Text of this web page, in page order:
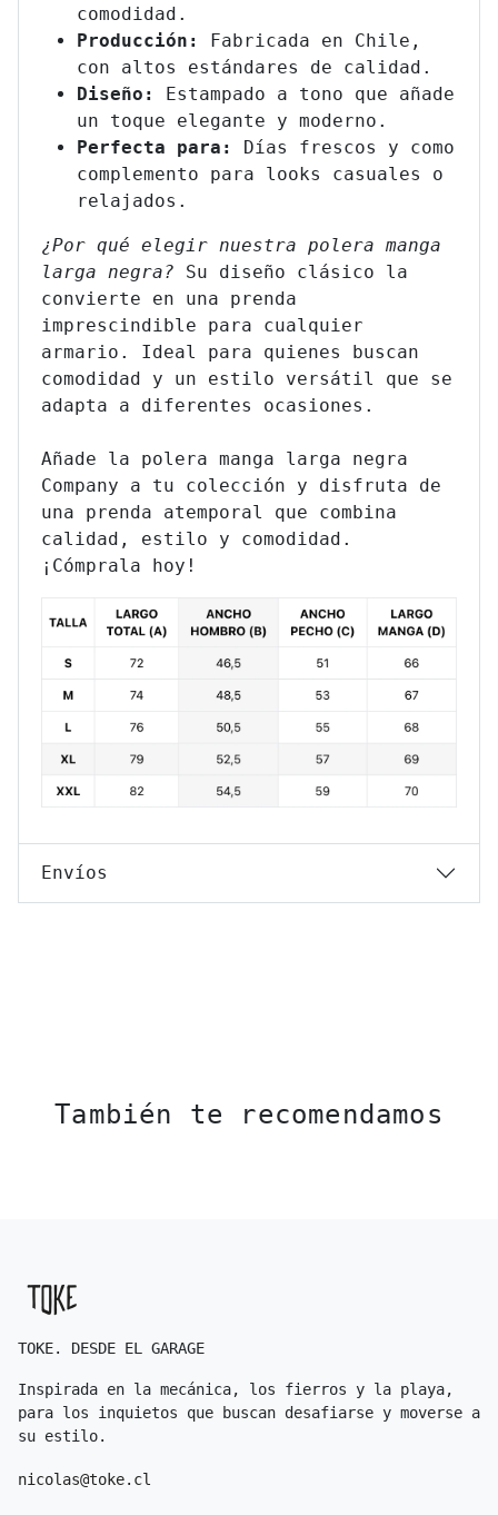
comodidad.
Producción:
Fabricada en Chile,
con altos estándares de calidad.
Diseño:
Estampado a tono que añade
un toque elegante y moderno.
Perfecta para:
Días frescos y como
complemento para looks casuales o
relajados.
¿Por qué elegir nuestra polera manga
larga negra? Su diseño clásico la
convierte en una prenda
imprescindible para cualquier
armario. Ideal para quienes buscan
comodidad y un estilo versátil que se
adapta a diferentes ocasiones.
Añade la polera manga larga negra
Company a tu colección y disfruta de
una prenda atemporal que combina
calidad, estilo y comodidad.
¡Cómprala hoy!
Envíos
También te recomendamos
TOKE. DESDE EL GARAGE
Inspirada en la mecánica, los fierros y la playa,
para los inquietos que buscan desafiarse y moverse a
su estilo.
nicolas@toke.cl